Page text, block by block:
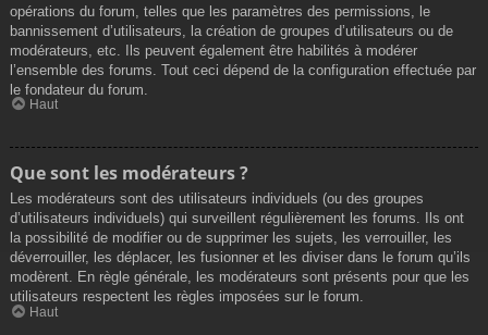
opérations du forum, telles que les paramètres des permissions, le
bannissement d’utilisateurs, la création de groupes d’utilisateurs ou de
modérateurs, etc. Ils peuvent également être habilités à modérer
l’ensemble des forums. Tout ceci dépend de la configuration effectuée par
le fondateur du forum.
Haut
Que sont les modérateurs ?
Les modérateurs sont des utilisateurs individuels (ou des groupes
d’utilisateurs individuels) qui surveillent régulièrement les forums. Ils ont
la possibilité de modifier ou de supprimer les sujets, les verrouiller, les
déverrouiller, les déplacer, les fusionner et les diviser dans le forum qu’ils
modèrent. En règle générale, les modérateurs sont présents pour que les
utilisateurs respectent les règles imposées sur le forum.
Haut